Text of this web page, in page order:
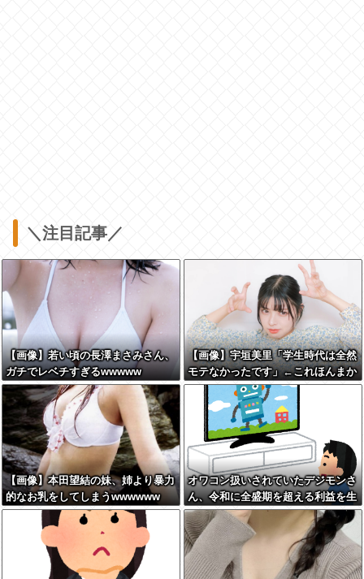
＼注目記事／
【画像】若い頃の長澤まさみさん、
ガチでレベチすぎるwwwww
【画像】宇垣美里「学生時代は全然
モテなかったです」←これほんまか
ぁ？w w w w w w w w
【画像】本田望結の妹、姉より暴力
的なお乳をしてしまうwwwwww
オワコン扱いされていたデジモンさ
ん、令和に全盛期を超える利益を生
み出していた